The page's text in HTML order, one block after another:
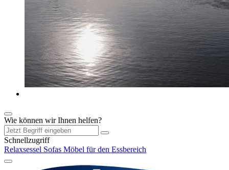
Wie können wir Ihnen helfen?
Schnellzugriff
Relaxsessel Sofas Möbel für den Essbereich